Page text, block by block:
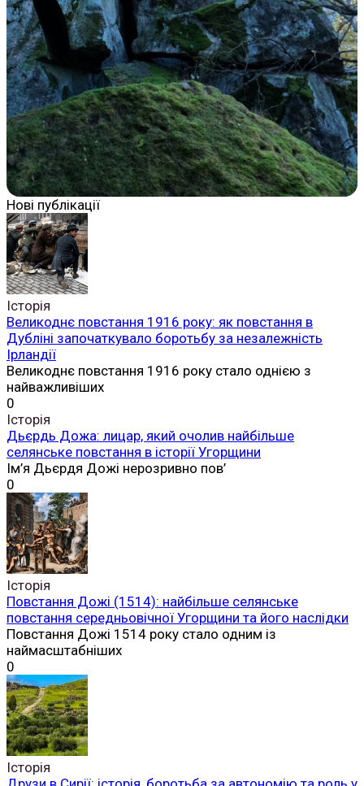
Нові публікації
Історія
Великоднє повстання 1916 року: як повстання в
Дубліні започаткувало боротьбу за незалежність
Ірландії
Великоднє повстання 1916 року стало однією з
найважливіших
0
Історія
Дьєрдь Дожа: лицар, який очолив найбільше
селянське повстання в історії Угорщини
Ім’я Дьєрдя Дожі нерозривно пов’
0
Історія
Повстання Дожі (1514): найбільше селянське
повстання середньовічної Угорщини та його наслідки
Повстання Дожі 1514 року стало одним із
наймасштабніших
0
Історія